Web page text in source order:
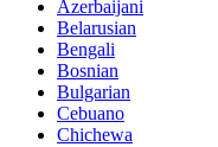
Azerbaijani
Belarusian
Bengali
Bosnian
Bulgarian
Cebuano
Chichewa